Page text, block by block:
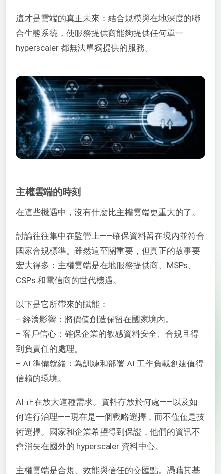
這才是雲端的真正未來：結合規模與在地深度的聯
合生態系統，使服務提供商能夠提供任何單一
hyperscaler 都無法單獨提供的服務。
主權雲端的時刻
在這些機遇中，沒有什麼比主權雲端更重大的了。
討論往往集中在監管上——確保資料留在境內並符合
國家合規標準。雖然這至關重要，但真正的故事要
宏大得多：主權雲端是在地服務提供商、MSPs、
CSPs 和電信商的世代機遇。
以下是它所帶來的賦能：
– 經濟影響：將價值創造保留在國家境內。
– 客戶信心：確保企業的敏感資料安全、合規且得
到負責任的處理。
– AI 準備就緒：為訓練和部署 AI 工作負載創建值得
信賴的環境。
AI 正在放大這種需求。資料存放於何處——以及如
何進行治理——現在是一個戰略選擇，而不僅僅是技
術選擇。國家和企業希望得到保證，他們的資訊不
會消失在國外的 hyperscaler 資料中心。
主權雲端是合規、效能與信任的交匯點。憑藉其基